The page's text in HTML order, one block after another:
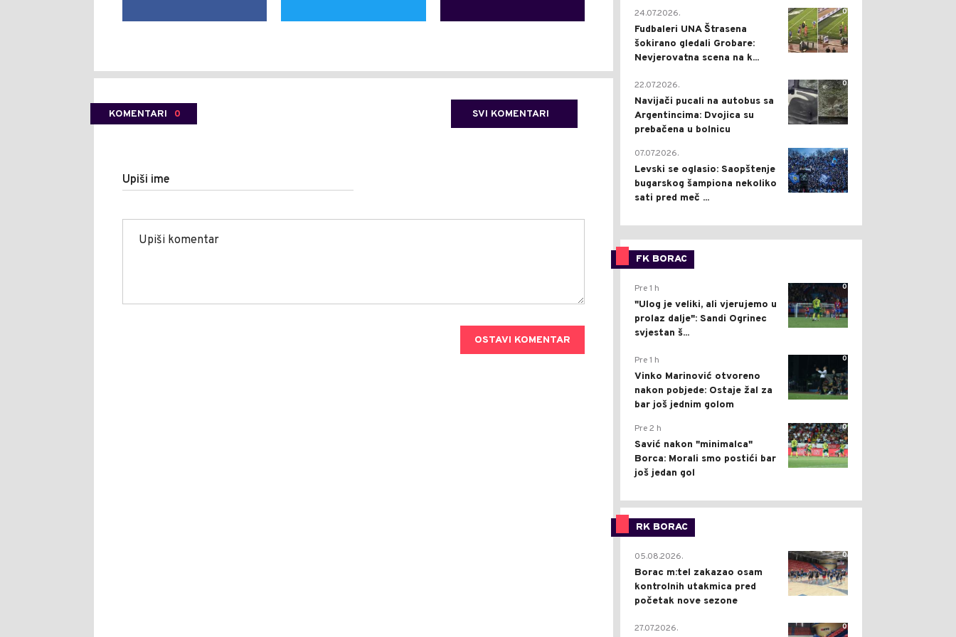
KOMENTARI 0 SVI KOMENTARI
Upiši ime
OSTAVI KOMENTAR
0
24.07.2026.
Fudbaleri UNA Štrasena
šokirano gledali Grobare:
Nevjerovatna scena na k...
0
22.07.2026.
Navijači pucali na autobus sa
Argentincima: Dvojica su
prebačena u bolnicu
1
07.07.2026.
Levski se oglasio: Saopštenje
bugarskog šampiona nekoliko
sati pred meč ...
FK BORAC
0
Pre 1 h
"Ulog je veliki, ali vjerujemo u
prolaz dalje": Sandi Ogrinec
svjestan š...
0
Pre 1 h
Vinko Marinović otvoreno
nakon pobjede: Ostaje žal za
bar još jednim golom
0
Pre 2 h
Savić nakon "minimalca"
Borca: Morali smo postići bar
još jedan gol
RK BORAC
0
05.08.2026.
Borac m:tel zakazao osam
kontrolnih utakmica pred
početak nove sezone
0
27.07.2026.